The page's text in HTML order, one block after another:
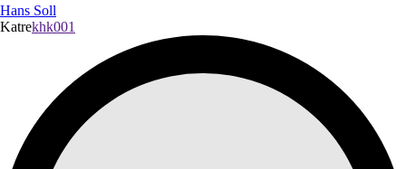
Hans Soll
Katrekhk001